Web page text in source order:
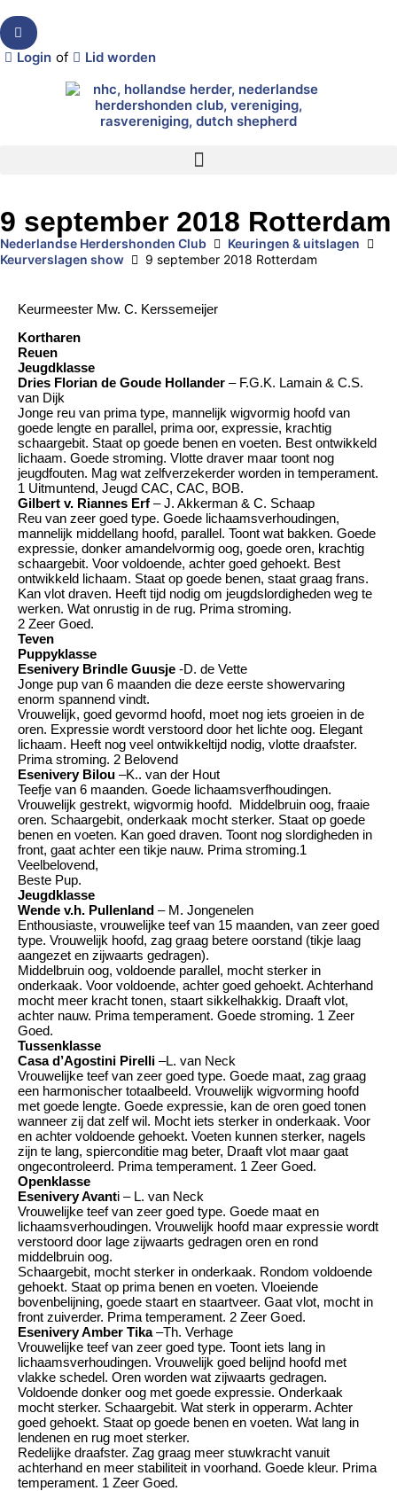
Login of Lid worden
9 september 2018 Rotterdam
Nederlandse Herdershonden Club
Keuringen & uitslagen
Keurverslagen show
9 september 2018 Rotterdam
Keurmeester Mw. C. Kerssemeijer
Kortharen
Reuen
Jeugdklasse
Dries Florian de Goude Hollander – F.G.K. Lamain & C.S.
van Dijk
Jonge reu van prima type, mannelijk wigvormig hoofd van
goede lengte en parallel, prima oor, expressie, krachtig
schaargebit. Staat op goede benen en voeten. Best ontwikkeld
lichaam. Goede stroming. Vlotte draver maar toont nog
jeugdfouten. Mag wat zelfverzekerder worden in temperament.
1 Uitmuntend, Jeugd CAC, CAC, BOB.
Gilbert v. Riannes Erf – J. Akkerman & C. Schaap
Reu van zeer goed type. Goede lichaamsverhoudingen,
mannelijk middellang hoofd, parallel. Toont wat bakken. Goede
expressie, donker amandelvormig oog, goede oren, krachtig
schaargebit. Voor voldoende, achter goed gehoekt. Best
ontwikkeld lichaam. Staat op goede benen, staat graag frans.
Kan vlot draven. Heeft tijd nodig om jeugdslordigheden weg te
werken. Wat onrustig in de rug. Prima stroming.
2 Zeer Goed.
Teven
Puppyklasse
Esenivery Brindle Guusje -D. de Vette
Jonge pup van 6 maanden die deze eerste showervaring
enorm spannend vindt.
Vrouwelijk, goed gevormd hoofd, moet nog iets groeien in de
oren. Expressie wordt verstoord door het lichte oog. Elegant
lichaam. Heeft nog veel ontwikkeltijd nodig, vlotte draafster.
Prima stroming. 2 Belovend
Esenivery Bilou –K.. van der Hout
Teefje van 6 maanden. Goede lichaamsverfhoudingen.
Vrouwelijk gestrekt, wigvormig hoofd. Middelbruin oog, fraaie
oren. Schaargebit, onderkaak mocht sterker. Staat op goede
benen en voeten. Kan goed draven. Toont nog slordigheden in
front, gaat achter een tikje nauw. Prima stroming.1
Veelbelovend,
Beste Pup.
Jeugdklasse
Wende v.h. Pullenland – M. Jongenelen
Enthousiaste, vrouwelijke teef van 15 maanden, van zeer goed
type. Vrouwelijk hoofd, zag graag betere oorstand (tikje laag
aangezet en zijwaarts gedragen).
Middelbruin oog, voldoende parallel, mocht sterker in
onderkaak. Voor voldoende, achter goed gehoekt. Achterhand
mocht meer kracht tonen, staart sikkelhakkig. Draaft vlot,
achter nauw. Prima temperament. Goede stroming. 1 Zeer
Goed.
Tussenklasse
Casa d’Agostini Pirelli –L. van Neck
Vrouwelijke teef van zeer goed type. Goede maat, zag graag
een harmonischer totaalbeeld. Vrouwelijk wigvorming hoofd
met goede lengte. Goede expressie, kan de oren goed tonen
wanneer zij dat zelf wil. Mocht iets sterker in onderkaak. Voor
en achter voldoende gehoekt. Voeten kunnen sterker, nagels
zijn te lang, spierconditie mag beter, Draaft vlot maar gaat
ongecontroleerd. Prima temperament. 1 Zeer Goed.
Openklasse
Esenivery Avanti – L. van Neck
Vrouwelijke teef van zeer goed type. Goede maat en
lichaamsverhoudingen. Vrouwelijk hoofd maar expressie wordt
verstoord door lage zijwaarts gedragen oren en rond
middelbruin oog.
Schaargebit, mocht sterker in onderkaak. Rondom voldoende
gehoekt. Staat op prima benen en voeten. Vloeiende
bovenbelijning, goede staart en staartveer. Gaat vlot, mocht in
front zuiverder. Prima temperament. 2 Zeer Goed.
Esenivery Amber Tika–Th. Verhage
Vrouwelijke teef van zeer goed type. Toont iets lang in
lichaamsverhoudingen. Vrouwelijk goed belijnd hoofd met
vlakke schedel. Oren worden wat zijwaarts gedragen.
Voldoende donker oog met goede expressie. Onderkaak
mocht sterker. Schaargebit. Wat sterk in opperarm. Achter
goed gehoekt. Staat op goede benen en voeten. Wat lang in
lendenen en rug moet sterker.
Redelijke draafster. Zag graag meer stuwkracht vanuit
achterhand en meer stabiliteit in voorhand. Goede kleur. Prima
temperament. 1 Zeer Goed.